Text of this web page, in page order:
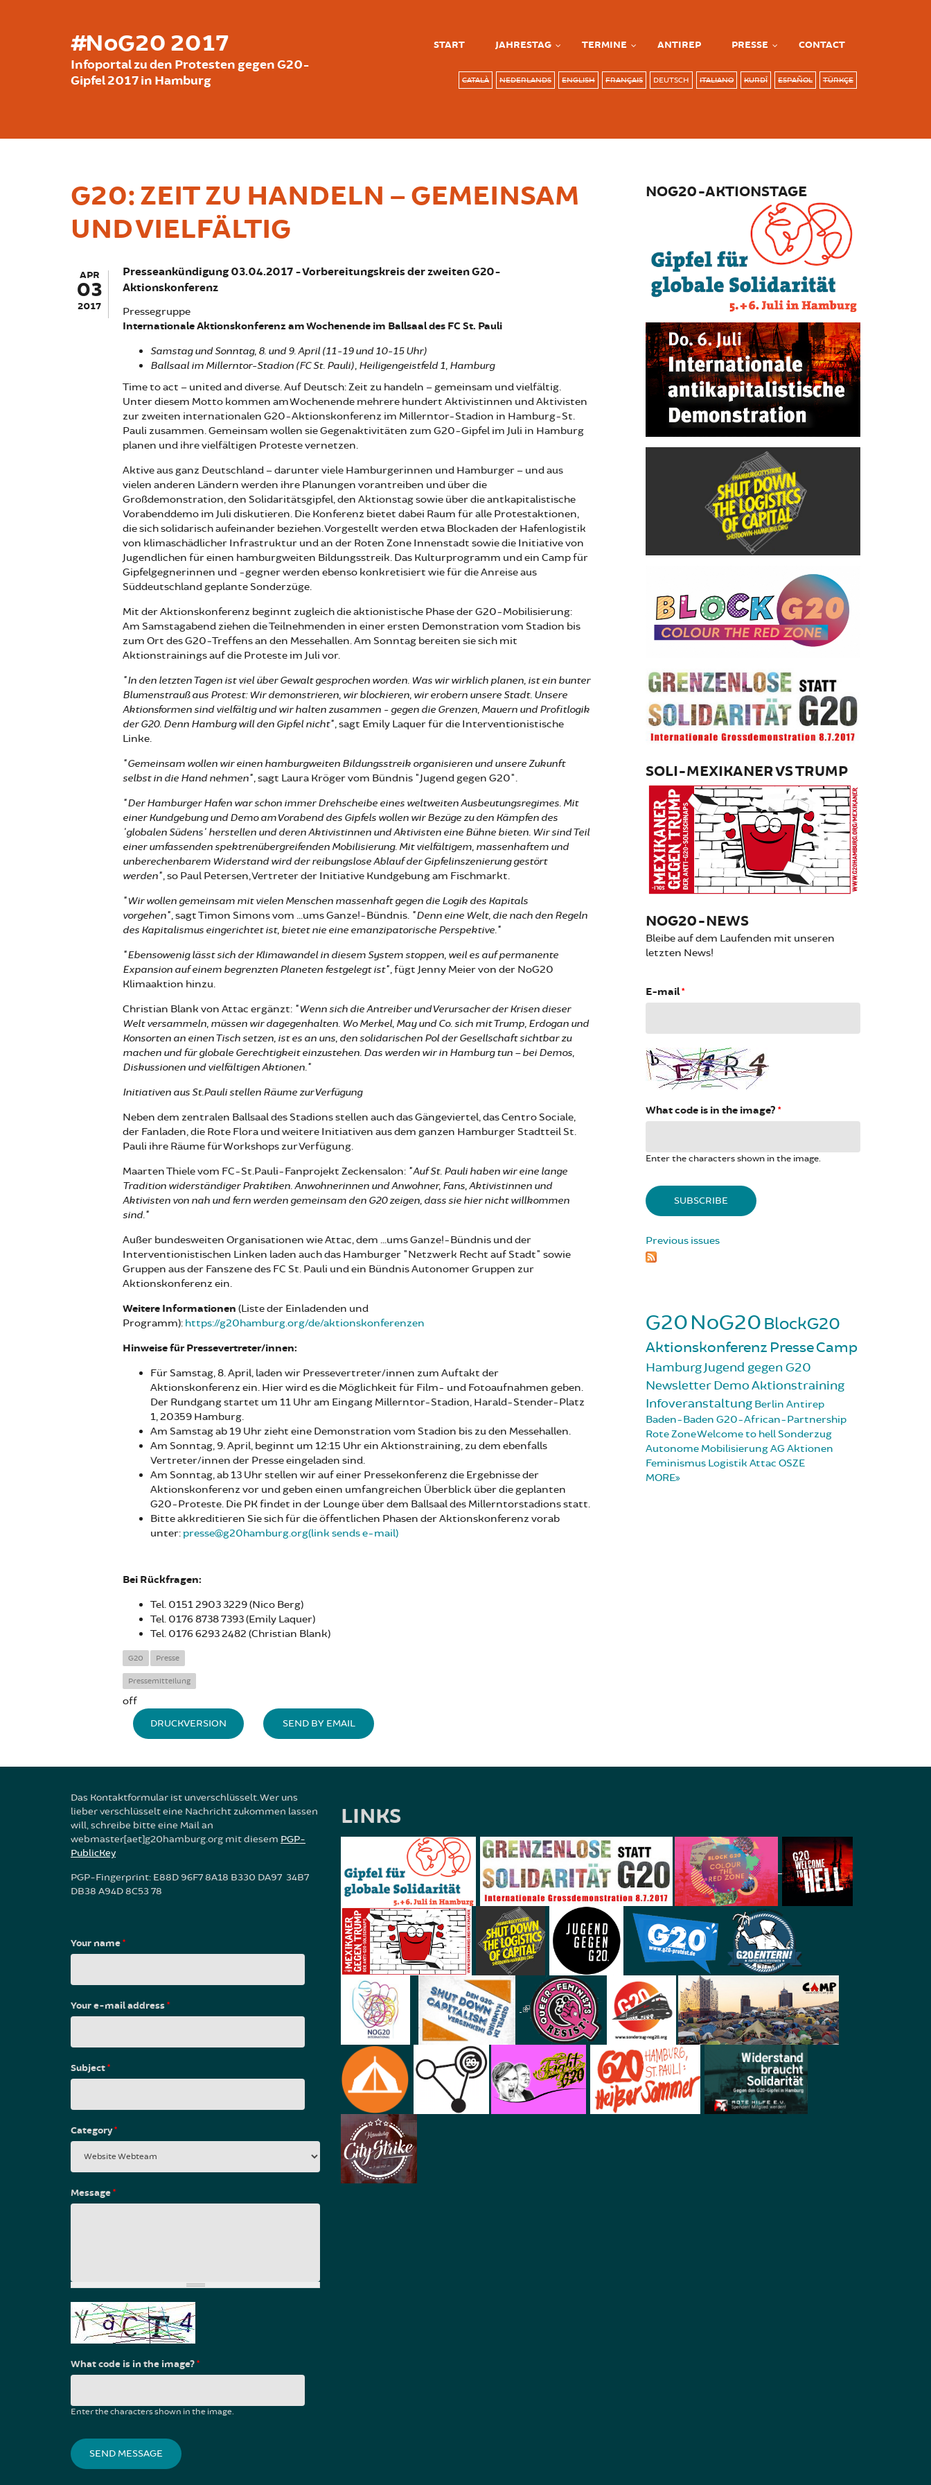
#NoG20 2017
Infoportal zu den Protesten gegen G20-
Gipfel 2017 in Hamburg
START JAHRESTAG TERMINE ANTIREP PRESSE CONTACT
CATALÀ NEDERLANDS ENGLISH FRANÇAIS DEUTSCH ITALIANO KURDÎ ESPAÑOL TÜRKÇE
G20: ZEIT ZU HANDELN – GEMEINSAM
UND VIELFÄLTIG
APR
03
2017
Presseankündigung 03.04.2017 - Vorbereitungskreis der zweiten G20-
Aktionskonferenz
Pressegruppe
Internationale Aktionskonferenz am Wochenende im Ballsaal des FC St. Pauli
Samstag und Sonntag, 8. und 9. April (11-19 und 10-15 Uhr)
Ballsaal im Millerntor-Stadion (FC St. Pauli), Heiligengeistfeld 1, Hamburg
Time to act – united and diverse. Auf Deutsch: Zeit zu handeln – gemeinsam und vielfältig.
Unter diesem Motto kommen am Wochenende mehrere hundert Aktivistinnen und Aktivisten
zur zweiten internationalen G20-Aktionskonferenz im Millerntor-Stadion in Hamburg-St.
Pauli zusammen. Gemeinsam wollen sie Gegenaktivitäten zum G20-Gipfel im Juli in Hamburg
planen und ihre vielfältigen Proteste vernetzen.
Aktive aus ganz Deutschland – darunter viele Hamburgerinnen und Hamburger – und aus
vielen anderen Ländern werden ihre Planungen vorantreiben und über die
Großdemonstration, den Solidaritätsgipfel, den Aktionstag sowie über die antkapitalistische
Vorabenddemo im Juli diskutieren. Die Konferenz bietet dabei Raum für alle Protestaktionen,
die sich solidarisch aufeinander beziehen. Vorgestellt werden etwa Blockaden der Hafenlogistik
von klimaschädlicher Infrastruktur und an der Roten Zone Innenstadt sowie die Initiative von
Jugendlichen für einen hamburgweiten Bildungsstreik. Das Kulturprogramm und ein Camp für
Gipfelgegnerinnen und -gegner werden ebenso konkretisiert wie für die Anreise aus
Süddeutschland geplante Sonderzüge.
Mit der Aktionskonferenz beginnt zugleich die aktionistische Phase der G20-Mobilisierung:
Am Samstagabend ziehen die Teilnehmenden in einer ersten Demonstration vom Stadion bis
zum Ort des G20-Treffens an den Messehallen. Am Sonntag bereiten sie sich mit
Aktionstrainings auf die Proteste im Juli vor.
"In den letzten Tagen ist viel über Gewalt gesprochen worden. Was wir wirklich planen, ist ein bunter
Blumenstrauß aus Protest: Wir demonstrieren, wir blockieren, wir erobern unsere Stadt. Unsere
Aktionsformen sind vielfältig und wir halten zusammen - gegen die Grenzen, Mauern und Profitlogik
der G20. Denn Hamburg will den Gipfel nicht", sagt Emily Laquer für die Interventionistische
Linke.
"Gemeinsam wollen wir einen hamburgweiten Bildungsstreik organisieren und unsere Zukunft
selbst in die Hand nehmen",sagt Laura Kröger vom Bündnis "Jugend gegen G20".
"Der Hamburger Hafen war schon immer Drehscheibe eines weltweiten Ausbeutungsregimes. Mit
einer Kundgebung und Demo am Vorabend des Gipfels wollen wir Bezüge zu den Kämpfen des
'globalen Südens' herstellen und deren Aktivistinnen und Aktivisten eine Bühne bieten. Wir sind Teil
einer umfassenden spektrenübergreifenden Mobilisierung. Mit vielfältigem, massenhaftem und
unberechenbarem Widerstand wird der reibungslose Ablauf der Gipfelinszenierung gestört
werden", so Paul Petersen, Vertreter der Initiative Kundgebung am Fischmarkt.
"Wir wollen gemeinsam mit vielen Menschen massenhaft gegen die Logik des Kapitals
vorgehen",sagt Timon Simons vom ...ums Ganze!-Bündnis. "Denn eine Welt, die nach den Regeln
des Kapitalismus eingerichtet ist, bietet nie eine emanzipatorische Perspektive."
"Ebensowenig lässt sich der Klimawandel in diesem System stoppen, weil es auf permanente
Expansion auf einem begrenzten Planeten festgelegt ist",fügt Jenny Meier von der NoG20
Klimaaktion hinzu.
Christian Blank von Attac ergänzt: "Wenn sich die Antreiber und Verursacher der Krisen dieser
Welt versammeln, müssen wir dagegenhalten. Wo Merkel, May und Co. sich mit Trump, Erdogan und
Konsorten an einen Tisch setzen, ist es an uns, den solidarischen Pol der Gesellschaft sichtbar zu
machen und für globale Gerechtigkeit einzustehen. Das werden wir in Hamburg tun – bei Demos,
Diskussionen und vielfältigen Aktionen."
Initiativen aus St.Pauli stellen Räume zur Verfügung
Neben dem zentralen Ballsaal des Stadions stellen auch das Gängeviertel, das Centro Sociale,
der Fanladen, die Rote Flora und weitere Initiativen aus dem ganzen Hamburger Stadtteil St.
Pauli ihre Räume für Workshops zur Verfügung.
Maarten Thiele vom FC-St.Pauli-Fanprojekt Zeckensalon: "Auf St. Pauli haben wir eine lange
Tradition widerständiger Praktiken. Anwohnerinnen und Anwohner, Fans, Aktivistinnen und
Aktivisten von nah und fern werden gemeinsam den G20 zeigen, dass sie hier nicht willkommen
sind."
Außer bundesweiten Organisationen wie Attac, dem ...ums Ganze!-Bündnis und der
Interventionistischen Linken laden auch das Hamburger "Netzwerk Recht auf Stadt" sowie
Gruppen aus der Fanszene des FC St. Pauli und ein Bündnis Autonomer Gruppen zur
Aktionskonferenz ein.
Weitere Informationen (Liste der Einladenden und
Programm): https://g20hamburg.org/de/aktionskonferenzen
Hinweise für Pressevertreter/innen:
Für Samstag, 8. April, laden wir Pressevertreter/innen zum Auftakt der
Aktionskonferenz ein. Hier wird es die Möglichkeit für Film- und Fotoaufnahmen geben.
Der Rundgang startet um 11 Uhr am Eingang Millerntor-Stadion, Harald-Stender-Platz
1, 20359 Hamburg.
Am Samstag ab 19 Uhr zieht eine Demonstration vom Stadion bis zu den Messehallen.
Am Sonntag, 9. April, beginnt um 12:15 Uhr ein Aktionstraining, zu dem ebenfalls
Vertreter/innen der Presse eingeladen sind.
Am Sonntag, ab 13 Uhr stellen wir auf einer Pressekonferenz die Ergebnisse der
Aktionskonferenz vor und geben einen umfangreichen Überblick über die geplanten
G20-Proteste. Die PK findet in der Lounge über dem Ballsaal des Millerntorstadions statt.
Bitte akkreditieren Sie sich für die öffentlichen Phasen der Aktionskonferenz vorab
unter: presse@g20hamburg.org(link sends e-mail)
Bei Rückfragen:
Tel. 0151 2903 3229 (Nico Berg)
Tel. 0176 8738 7393 (Emily Laquer)
Tel. 0176 6293 2482 (Christian Blank)
G20 Presse
Pressemitteilung
off
DRUCKVERSION SEND BY EMAIL
NOG20-AKTIONSTAGE
SOLI-MEXIKANER VS TRUMP
NOG20-NEWS
Bleibe auf dem Laufenden mit unseren
letzten News!
E-mail*
What code is in the image? *
Enter the characters shown in the image.
Previous issues
G20NoG20 BlockG20
Aktionskonferenz PresseCamp
HamburgJugend gegen G20
NewsletterDemoAktionstraining
Infoveranstaltung Berlin Antirep
Baden-Baden G20-African-Partnership
Rote ZoneWelcome to hellSonderzug
Autonome MobilisierungAG Aktionen
Feminismus Logistik Attac OSZE
MORE
Das Kontaktformular ist unverschlüsselt. Wer uns
lieber verschlüsselt eine Nachricht zukommen lassen
will, schreibe bitte eine Mail an
webmaster[aet]g20hamburg.org mit diesem PGP-
PublicKey
PGP-Fingerprint: E88D 96F7 8A18 B330 DA97 34B7
DB38 A94D 8C53 78
Your name*
Your e-mail address*
Subject*
Category*
Message*
What code is in the image?*
Enter the characters shown in the image.
LINKS